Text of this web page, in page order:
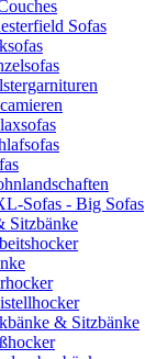
Sofas
Sofas - Big Sofas
Sitzbänke
& Sitzbänke